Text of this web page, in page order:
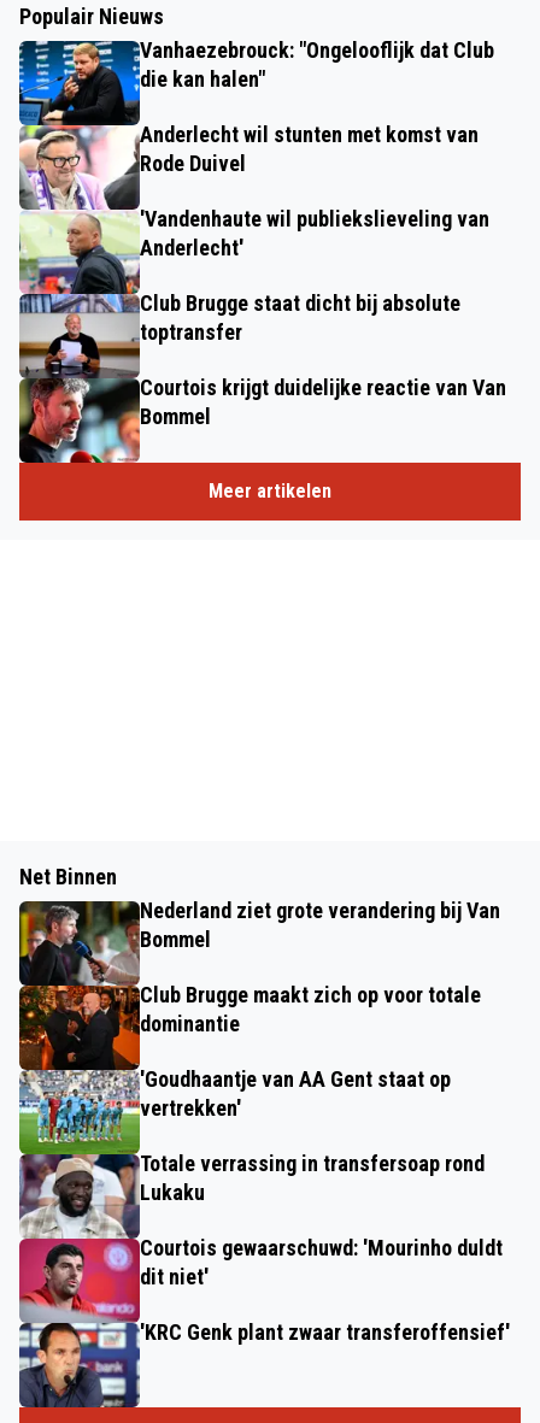
Populair Nieuws
Vanhaezebrouck: "Ongelooflijk dat Club
die kan halen"
Anderlecht wil stunten met komst van
Rode Duivel
'Vandenhaute wil publiekslieveling van
Anderlecht'
Club Brugge staat dicht bij absolute
toptransfer
Courtois krijgt duidelijke reactie van Van
Bommel
Meer artikelen
Net Binnen
Nederland ziet grote verandering bij Van
Bommel
Club Brugge maakt zich op voor totale
dominantie
'Goudhaantje van AA Gent staat op
vertrekken'
Totale verrassing in transfersoap rond
Lukaku
Courtois gewaarschuwd: 'Mourinho duldt
dit niet'
'KRC Genk plant zwaar transferoffensief'